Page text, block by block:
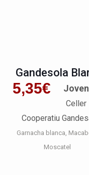
Gandesola
5,35€ Joven
Celler
Cooperatiu
Garnacha blanca
Moscatel